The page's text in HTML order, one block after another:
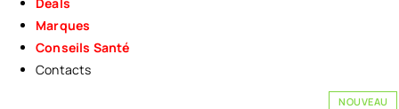
Marques
Conseils Santé
Contacts
NOUVEAU